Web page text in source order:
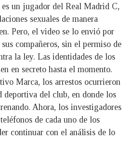
un jugador del Real Madrid C,
sexuales de manera
Pero, el video se lo envió por
compañeros, sin el permiso de
la ley. Las identidades de los
en secreto hasta el momento.
Marca, los arrestos ocurrieron
deportiva del club, en donde los
Ahora, los investigadores
de cada uno de los
continuar con el análisis de lo